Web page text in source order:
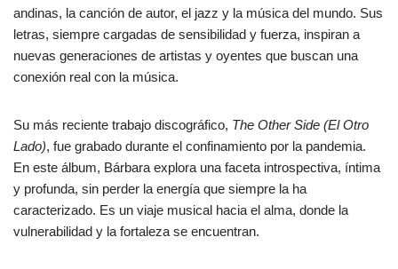
andinas, la canción de autor, el jazz y la música del mundo. Sus
letras, siempre cargadas de sensibilidad y fuerza, inspiran a
nuevas generaciones de artistas y oyentes que buscan una
conexión real con la música.
Su más reciente trabajo discográfico, The Other Side (El Otro
Lado), fue grabado durante el confinamiento por la pandemia.
En este álbum, Bárbara explora una faceta introspectiva, íntima
y profunda, sin perder la energía que siempre la ha
caracterizado. Es un viaje musical hacia el alma, donde la
vulnerabilidad y la fortaleza se encuentran.